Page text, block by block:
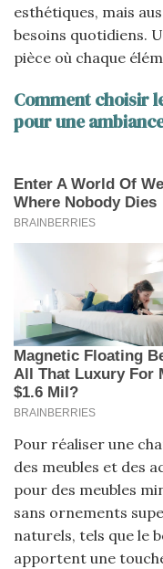
esthétiques, mais
besoins quotidiens.
pièce où chaque
Comment choisir
pour une
Pour réaliser une
des meubles et des
pour des meubles
sans ornements
naturels, tels que le
apportent une